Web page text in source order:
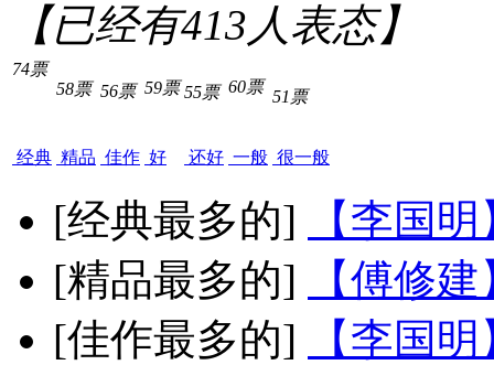
【已经有413人表态】
74票
经典
58票
精品
56票
佳作
59票
好
55票
还好
60票
一般
51票
很一般
[经典最多的]
【李国
[精品最多的]
【傅修
[佳作最多的]
【李国